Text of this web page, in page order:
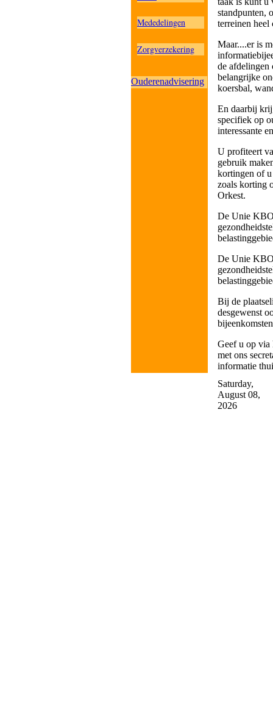
standpunten,
terreinen heel
Maar....er is
de afdelingen
belangrijke
koersbal,
En daarbij
specifiek op
interessante
U profiteert
gebruik
kortingen of
zoals korting
Orkest.
De Unie
De Unie
Bij de
desgewenst
Geef u op via
met ons
informatie
Mededelingen
Zorgverzekering
Ouderenadvisering
Saturday,
August 08,
2026